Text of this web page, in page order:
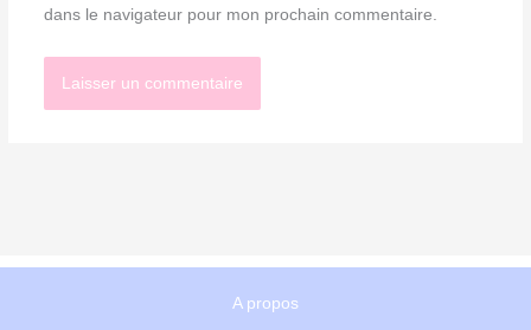
dans le navigateur pour mon prochain commentaire.
A propos